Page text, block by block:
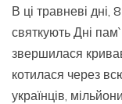
В ці травневі дні,
святкують Дні
звершилася
котилася через
українців,